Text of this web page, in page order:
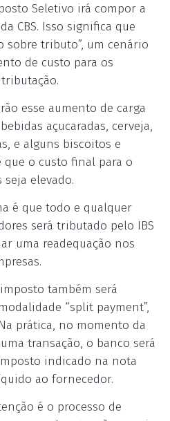
Seletivo irá compor a
CBS. Isso significa que
tributo”, um cenário
de custo para os
esse aumento de carga
açucaradas, cerveja,
e alguns biscoitos e
que o custo final para o
elevado.
é que todo e qualquer
será tributado pelo IBS
uma readequação nos
também será
“split payment”,
prática, no momento da
transação, o banco será
indicado na nota
ao fornecedor.
é o processo de